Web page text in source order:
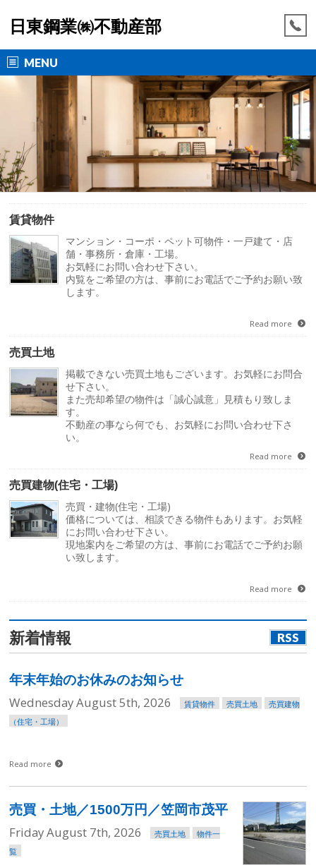
日東鋼業㈱不動産部
MENU
賃貸物件
マンション・コーポ・ペット可物件・一戸建て・店
舗・事務所・倉庫・工場。
お気軽にお問い合わせ下さい。
内覧をご希望の方は、事前にお電話でご予約お願い致
します。
Read more
売買土地
掲載できない売買土地もございます。お気軽にお問合
せ下さい。
また売却希望の物件は「誠心誠意」見積もり致しま
す。
不動産の事なら何でも、お気軽にお問い合わせ下さ
い。
Read more
売買建物(住宅・工場)
売買・建物(住宅・工場)
価格については、相談できる物件もあります。お気軽
にお問い合わせ下さい。
現地案内をご希望の方は、事前にお電話でご予約お願
い致します。
Read more
新着情報 RSS
年末年始のお休みのお知らせ
Wednesday August 5th, 2026 賃貸物件 売買土地
売買建物
（住宅・工場）
Read more
売買・土地／1500万円／笠岡市茂平
Friday August 7th, 2026 売買土地
物件一
覧